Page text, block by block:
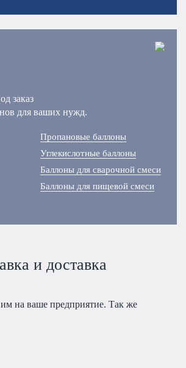
заказ
для ваших нужд.
Пропановые баллоны
Углекислотные баллоны
Баллоны для сварочной смеси
Баллоны для пищевой смеси
и доставка
на ваше предприятие. Так же